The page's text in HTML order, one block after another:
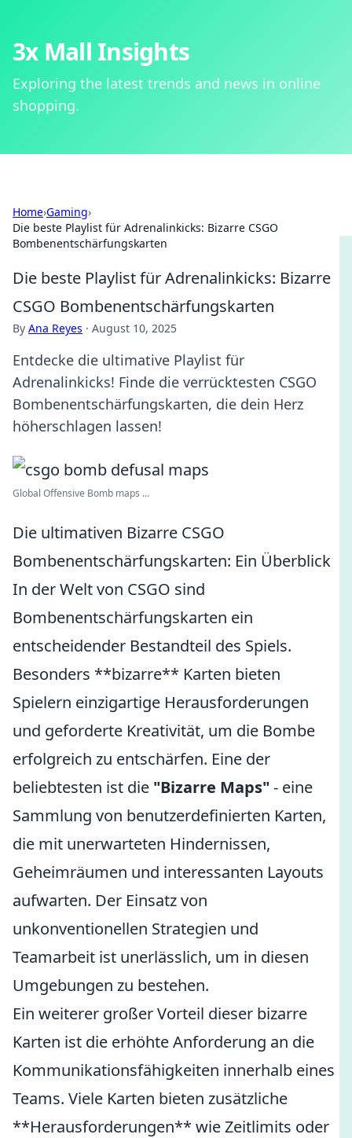
3x Mall Insights
Exploring the latest trends and news in online
shopping.
Home›Gaming›
Die beste Playlist für Adrenalinkicks: Bizarre CSGO
Bombenentschärfungskarten
Die beste Playlist für Adrenalinkicks: Bizarre
CSGO Bombenentschärfungskarten
By Ana Reyes · August 10, 2025
Entdecke die ultimative Playlist für
Adrenalinkicks! Finde die verrücktesten CSGO
Bombenentschärfungskarten, die dein Herz
höherschlagen lassen!
Global Offensive Bomb maps ...
Die ultimativen Bizarre CSGO
Bombenentschärfungskarten: Ein Überblick
In der Welt von CSGO sind
Bombenentschärfungskarten ein
entscheidender Bestandteil des Spiels.
Besonders **bizarre** Karten bieten
Spielern einzigartige Herausforderungen
und geforderte Kreativität, um die Bombe
erfolgreich zu entschärfen. Eine der
beliebtesten ist die "Bizarre Maps" - eine
Sammlung von benutzerdefinierten Karten,
die mit unerwarteten Hindernissen,
Geheimräumen und interessanten Layouts
aufwarten. Der Einsatz von
unkonventionellen Strategien und
Teamarbeit ist unerlässlich, um in diesen
Umgebungen zu bestehen.
Ein weiterer großer Vorteil dieser bizarre
Karten ist die erhöhte Anforderung an die
Kommunikationsfähigkeiten innerhalb eines
Teams. Viele Karten bieten zusätzliche
**Herausforderungen** wie Zeitlimits oder